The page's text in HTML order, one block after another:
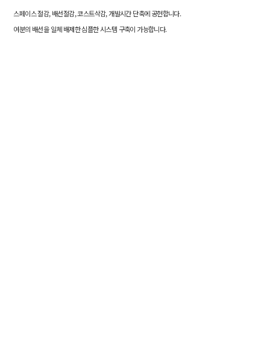
스페이스 절감, 배선절감, 코스트삭감, 개발시간 단축에 공헌합니다.
여분의 배선을 일체 배제한 심플한 시스템 구축이 가능합니다.